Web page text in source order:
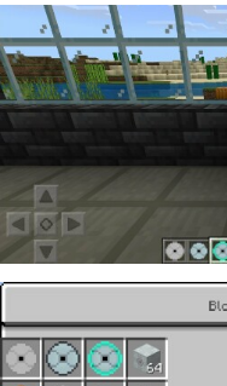
Дробление блоков
20 с)
Компрессор:
Объединение
2,5 с
Наполнитель:
В режиме
работы
Изменение механики
Если раньше она
энергию только при